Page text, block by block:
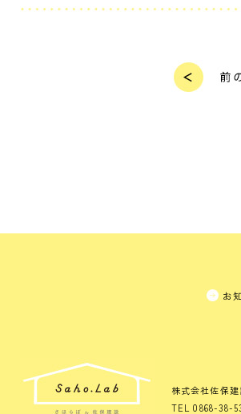
お
株式会社佐保
TEL 0868-38-